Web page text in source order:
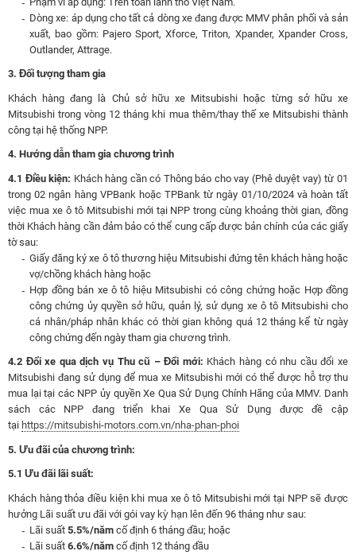
Dòng xe: áp dụng cho tất cả dòng xe đang được MMV phân phối và sản
xuất, bao gồm: Pajero Sport, Xforce, Triton, Xpander, Xpander Cross,
Outlander, Attrage.
3. Đối tượng tham gia
Khách hàng đang là Chủ sở hữu xe Mitsubishi hoặc từng sở hữu xe
Mitsubishi trong vòng 12 tháng khi mua thêm/thay thế xe Mitsubishi thành
công tại hệ thống NPP.
4. Hướng dẫn tham gia chương trình
4.1 Điều kiện: Khách hàng cần có Thông báo cho vay (Phê duyệt vay) từ 01
trong 02 ngân hàng VPBank hoặc TPBank từ ngày 01/10/2024 và hoàn tất
việc mua xe ô tô Mitsubishi mới tại NPP trong cùng khoảng thời gian, đồng
thời Khách hàng cần đảm bảo có thể cung cấp được bản chính của các giấy
tờ sau:
Giấy đăng ký xe ô tô thương hiệu Mitsubishi đứng tên khách hàng hoặc
vợ/chồng khách hàng hoặc
Hợp đồng bán xe ô tô hiệu Mitsubishi có công chứng hoặc Hợp đồng
công chứng ủy quyền sở hữu, quản lý, sử dụng xe ô tô Mitsubishi cho
cá nhân/pháp nhân khác có thời gian không quá 12 tháng kể từ ngày
công chứng đến ngày tham gia chương trình.
4.2 Đổi xe qua dịch vụ Thu cũ – Đổi mới: Khách hàng có nhu cầu đổi xe
Mitsubishi đang sử dụng để mua xe Mitsubishi mới có thể được hỗ trợ thu
mua lại tại các NPP ủy quyền Xe Qua Sử Dụng Chính Hãng của MMV. Danh
sách các NPP đang triển khai Xe Qua Sử Dụng được đề cập
tại https://mitsubishi-motors.com.vn/nha-phan-phoi
5. Ưu đãi của chương trình:
5.1 Ưu đãi lãi suất:
Khách hàng thỏa điều kiện khi mua xe ô tô Mitsubishi mới tại NPP sẽ được
hưởng Lãi suất ưu đãi với gói vay kỳ hạn lên đến 96 tháng như sau:
Lãi suất5.5%/nămcố định 6 tháng đầu; hoặc
Lãi suất6.6%/nămcố định 12 tháng đầu